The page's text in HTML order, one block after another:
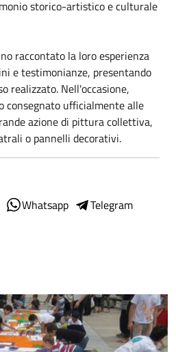
storico-artistico e culturale
raccontato la loro esperienza
e testimonianze, presentando
realizzato. Nell'occasione,
consegnato ufficialmente alle
azione di pittura collettiva,
o pannelli decorativi.
Whatsapp
Telegram